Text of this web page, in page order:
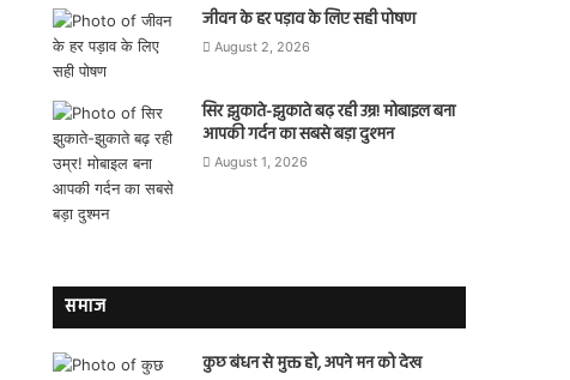
जीवन के हर पड़ाव के लिए सही पोषण
August 2, 2026
सिर झुकाते-झुकाते बढ़ रही उम्र! मोबाइल बना
आपकी गर्दन का सबसे बड़ा दुश्मन
August 1, 2026
समाज
कुछ बंधन से मुक्त हो, अपने मन को देख